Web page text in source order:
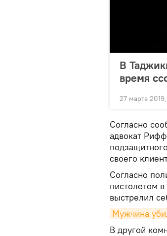
В
время
27 марта
Согласно
адвокат
своего
Согласно
пистолетом
выстрелил
Мужчина
В другой